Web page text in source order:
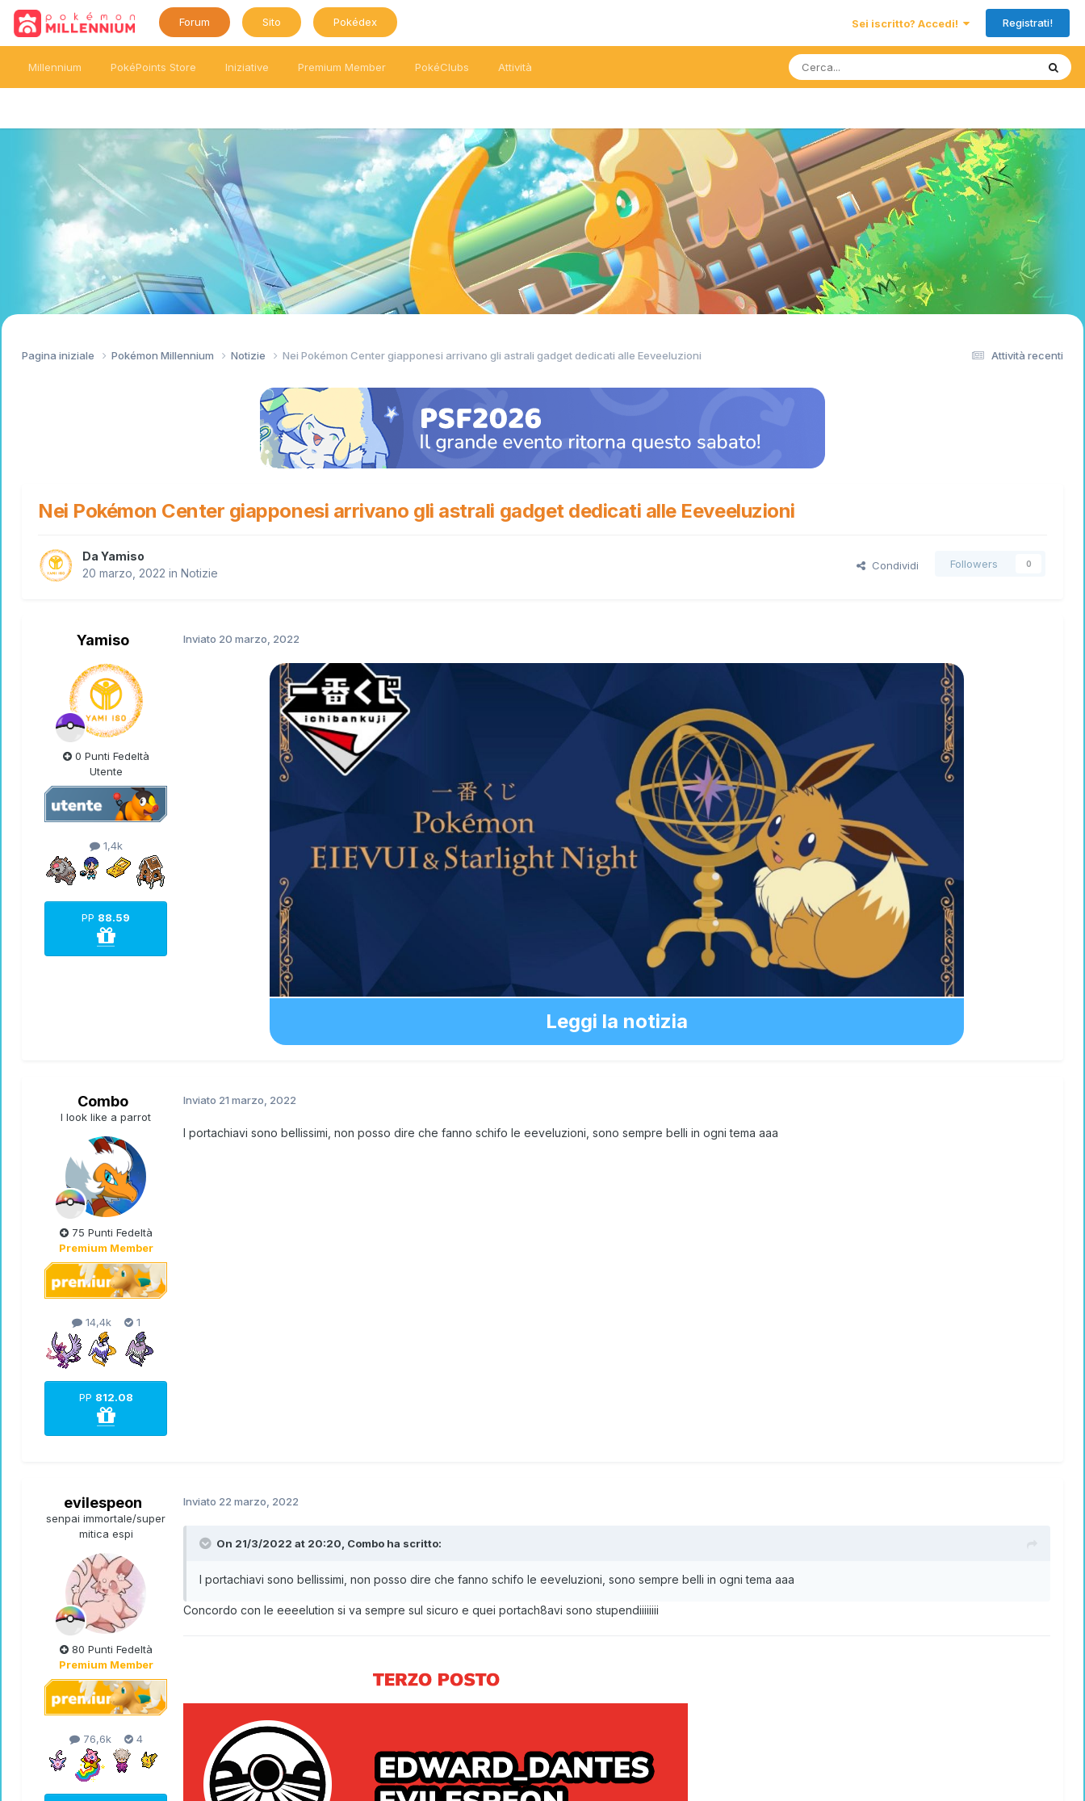
Forum Sito Pokédex Sei iscritto? Accedi! Registrati!
Millennium PokéPoints Store Iniziative Premium Member PokéClubs Attività
Attività recenti
Pagina iniziale Pokémon Millennium Notizie Nei Pokémon Center giapponesi arrivano gli astrali gadget dedicati alle Eeveeluzioni
Nei Pokémon Center giapponesi arrivano gli astrali gadget dedicati alle Eeveeluzioni
Da Yamiso
20 marzo, 2022 in Notizie
Condividi Followers 0
Yamiso
0 Punti Fedeltà
Utente
1,4k
PP 88.59
Inviato 20 marzo, 2022
Leggi la notizia
Combo
I look like a parrot
75 Punti Fedeltà
Premium Member
14,4k 1
PP 812.08
Inviato 21 marzo, 2022
I portachiavi sono bellissimi, non posso dire che fanno schifo le eeveluzioni, sono sempre belli in ogni tema aaa
evilespeon
senpai immortale/super
mitica espi
80 Punti Fedeltà
Premium Member
76,6k 4
Inviato 22 marzo, 2022
On 21/3/2022 at 20:20, Combo ha scritto:
I portachiavi sono bellissimi, non posso dire che fanno schifo le eeveluzioni, sono sempre belli in ogni tema aaa
Concordo con le eeeelution si va sempre sul sicuro e quei portach8avi sono stupendiiiiiiii